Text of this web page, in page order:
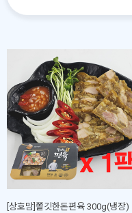
[상호맘]쫄깃한돈편육 300g(냉장)